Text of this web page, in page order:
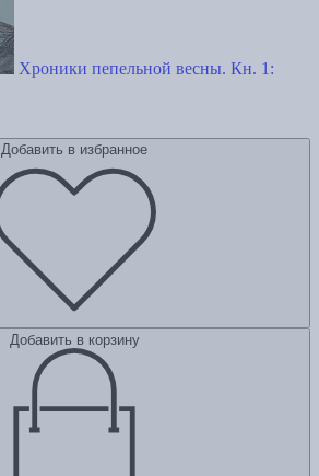
Хроники пепельной весны. Кн. 1:
Добавить в избранное
Добавить в корзину